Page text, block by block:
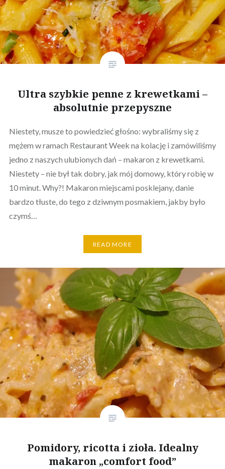
Ultra szybkie penne z krewetkami –
absolutnie przepyszne
Niestety, musze to powiedzieć głośno: wybraliśmy się z
mężem w ramach Restaurant Week na kolację i zamówiliśmy
jedno z naszych ulubionych dań – makaron z krewetkami.
Niestety – nie był tak dobry, jak mój domowy, który robię w
10 minut. Why?! Makaron miejscami posklejany, danie
bardzo tłuste, do tego z dziwnym posmakiem, jakby było
czymś…
READ MORE
Pomidory, ricotta i zioła. Idealny
makaron „comfort food”